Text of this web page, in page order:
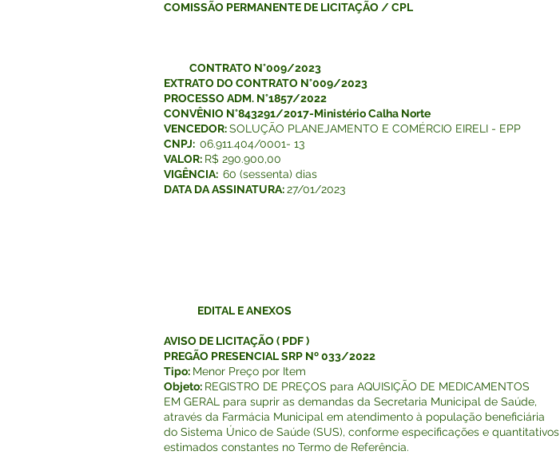
COMISSÃO PERMANENTE DE LICITAÇÃO / CPL
CONTRATO N°009/2023
EXTRATO DO CONTRATO N°009/2023
PROCESSO ADM. N°1857/2022
CONVÊNIO N°843291/2017-Ministério Calha Norte
VENCEDOR:SOLUÇÃO PLANEJAMENTO E COMÉRCIO EIRELI - EPP
CNPJ: 06.911.404/0001- 13
VALOR: R$ 290.900,00
VIGÊNCIA: 60 (sessenta) dias
DATA DA ASSINATURA:27/01/2023
EDITAL E ANEXOS
AVISO DE LICITAÇÃO( PDF)
PREGÃO PRESENCIAL SRP Nº 033/2022
Tipo: Menor Preço por Item
Objeto: REGISTRO DE PREÇOS para AQUISIÇÃO DE MEDICAMENTOS
EM GERAL para suprir as demandas da Secretaria Municipal de Saúde,
através da Farmácia Municipal em atendimento à população beneficiária
do Sistema Único de Saúde (SUS), conforme especificações e quantitativos
estimados constantes no Termo de Referência.